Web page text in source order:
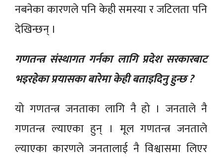
नबनेका कारणले पनि केही समस्या र जटिलता पनि
देखिन्छन् ।
गणतन्त्र संस्थागत गर्नका लागि प्रदेश सरकारबाट
भइरहेका प्रयासका बारेमा केही बताइदिनु हुन्छ ?
यो गणतन्त्र जनताका लागि नै हो । जनताले नै
गणतन्त्र ल्याएका हुन् । मूल गणतन्त्र जनताले
ल्याएका कारणले जनतालाई नै विश्वासमा लिएर